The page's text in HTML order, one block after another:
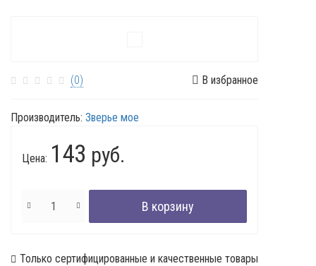
(0) В избранное
Производитель: Зверье мое
Цена: 143 руб.
Только сертифицированные и качественные товары